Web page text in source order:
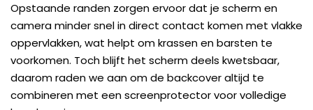
Opstaande randen zorgen ervoor dat je scherm en
camera minder snel in direct contact komen met vlakke
oppervlakken, wat helpt om krassen en barsten te
voorkomen. Toch blijft het scherm deels kwetsbaar,
daarom raden we aan om de backcover altijd te
combineren met een screenprotector voor volledige